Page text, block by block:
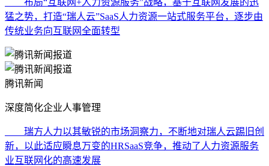
猛之势，打造“瑞人云”SaaS人力资源一站式服务平台，逐步由
传统业务向互联网全面转型
腾讯新闻
深度简化企业人事管理
瑞方人力以其敏锐的市场洞察力，不断地对瑞人云踢旧创
新，以此适应瞬息万变的HRSaaS竞争，推动了人力资源服务
业互联网化的高速发展